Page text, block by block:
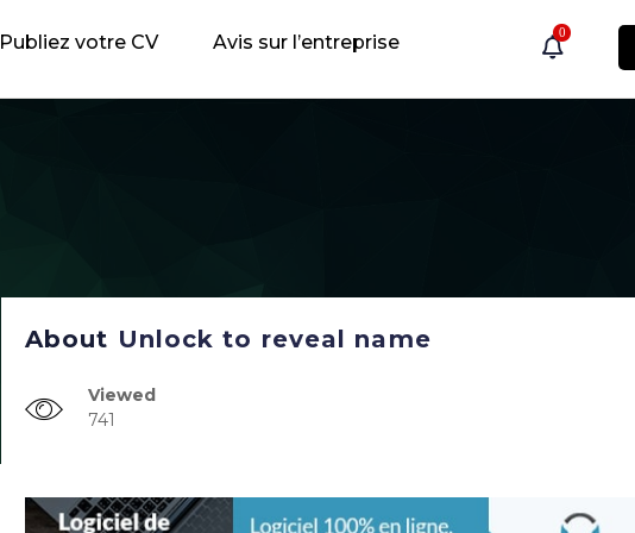
Publiez votre CV Avis sur l’entreprise 0
About Unlock to reveal name
Viewed
741